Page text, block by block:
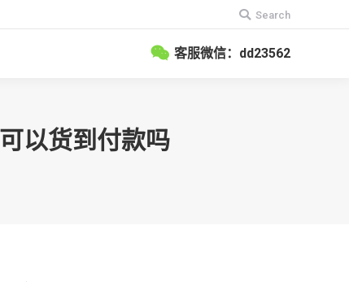
搜
索：
Search
客服微信：dd23562
以货到付款吗